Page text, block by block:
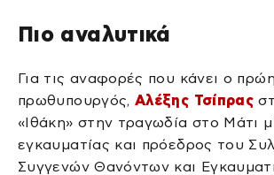
Πιο αναλυτικά
Για τις αναφορές που κάνει ο
πρωθυπουργός,Αλέξης Τσίπρας
«Ιθάκη» στην τραγωδία στο Μάτι
εγκαυματίας και πρόεδρος του
Συγγενών Θανόντων και